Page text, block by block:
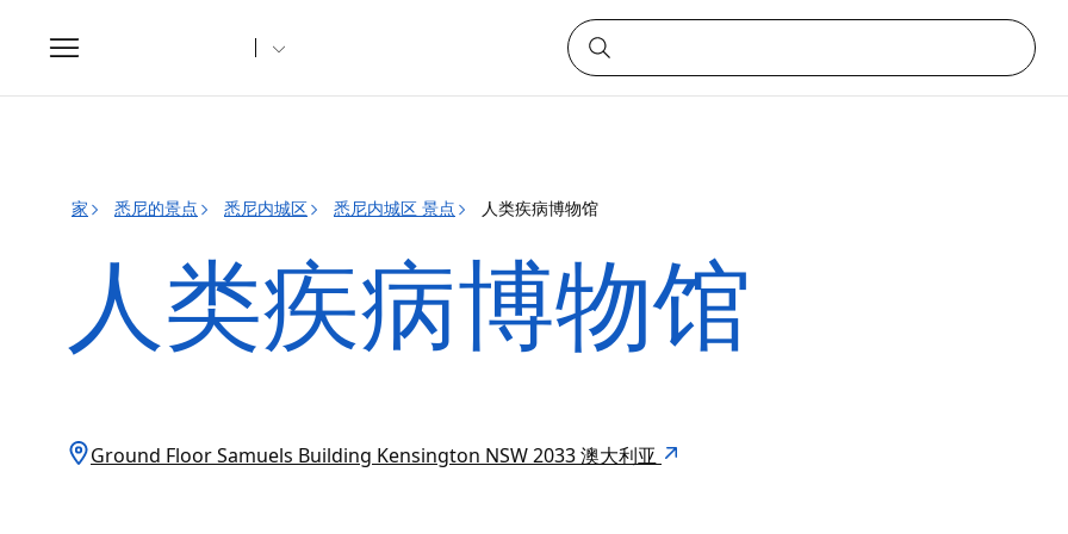
Toggle
navigation
家 悉尼的景点 悉尼内城区 悉尼内城区 景点 人类疾病博物馆
人类疾病博物馆
Ground Floor Samuels Building Kensington NSW 2033 澳大利亚